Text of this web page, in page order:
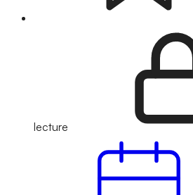
lecture